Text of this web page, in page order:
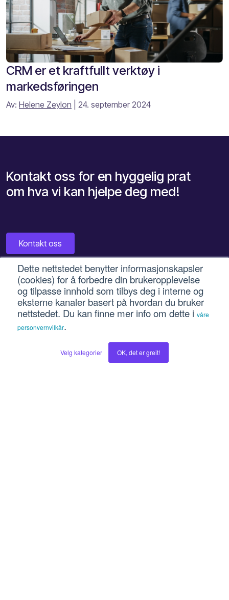
Dette nettstedet benytter informasjonskapsler
(cookies) for å forbedre din brukeropplevelse
og tilpasse innhold som tilbys deg i interne og
eksterne kanaler basert på hvordan du bruker
nettstedet. Du kan finne mer info om dette i våre
personvernvilkår.
Velg kategorier OK, det er greit!
CRM er et kraftfullt verktøy i
markedsføringen
Av: Helene Zeylon | 24. september 2024
Kontakt oss for en hyggelig prat
om hva vi kan hjelpe deg med!
Kontakt oss
Våre tjenester
HubSpot
Markedsføring og salg
Intuvio
Om oss
Nyheter
Aktsomhetsvurdering